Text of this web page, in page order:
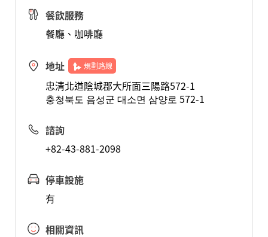
餐飲服務
餐廳、咖啡廳
地址 規劃路線
忠清北道陰城郡大所面三陽路572-1
충청북도 음성군 대소면 삼양로 572-1
諮詢
+82-43-881-2098
停車設施
有
相關資訊